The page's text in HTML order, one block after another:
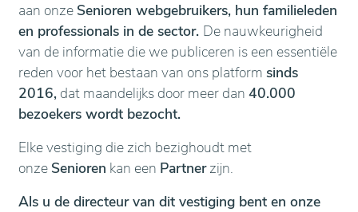
aan onze Senioren webgebruikers, hun familieleden
en professionals in de sector. De nauwkeurigheid
van de informatie die we publiceren is een essentiële
reden voor het bestaan van ons platform sinds
2016, dat maandelijks door meer dan 40.000
bezoekers wordt bezocht.
Elke vestiging die zich bezighoudt met
onze Senioren kan een Partnerzijn.
Als u de directeur van dit vestiging bent en onze